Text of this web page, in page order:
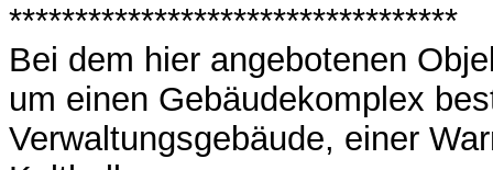
**********************************
Bei dem hier angebotenen
um einen Gebäudekomplex
Verwaltungsgebäude, einer